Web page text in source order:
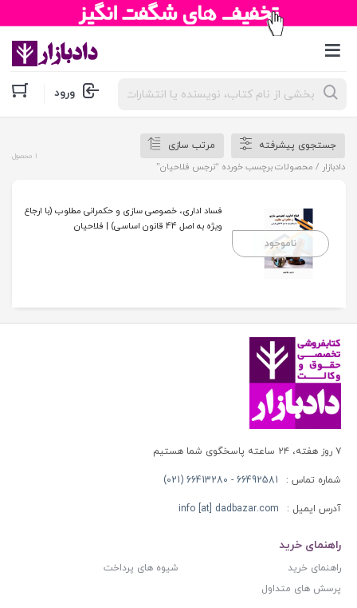
جستجوی
محصولات ورود
جستجوی پیشرفته
مرتب سازی
دادبازار / محصولات برچسب خورده “نرجس فلاحیان”
1 محصول
ناموجود
فساد اداری، خصوصی سازی و حکمرانی مطلوب (با ارجاع
ویژه به اصل 44 قانون اساسی) | فلاحیان
۷ روز هفته، ۲۴ ساعته پاسخگوی شما هستیم
شماره تماس : 66492581 - 66413280 (021)
آدرس ایمیل : info [at] dadbazar.com
راهنمای خرید
راهنمای خرید
شیوه های پرداخت
پرسش های متداول